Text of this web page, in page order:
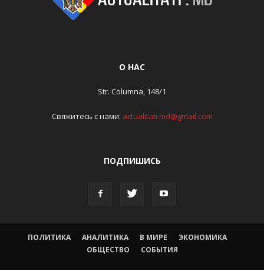
О НАС
Str. Columna, 148/1
Свяжитесь с нами: actualitati.md@gmail.com
ПОДПИШИСЬ
ПОЛИТИКА АНАЛИТИКА В МИРЕ
ЭКОНОМИКА
ОБЩЕСТВО
СОБЫТИЯ